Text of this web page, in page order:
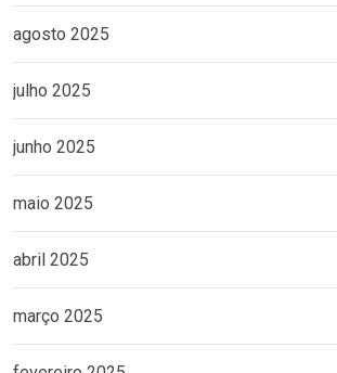
agosto 2025
julho 2025
junho 2025
maio 2025
abril 2025
março 2025